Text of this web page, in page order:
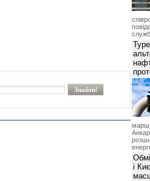
і